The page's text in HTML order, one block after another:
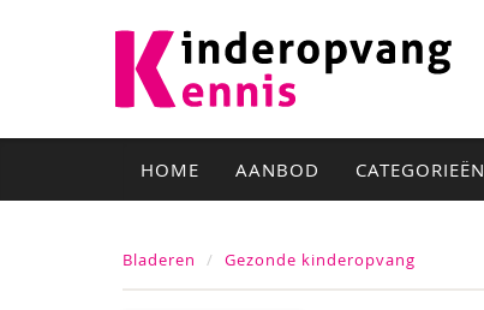
HOME AANBOD CATEGORIEËN
Bladeren Gezonde kinderopvang